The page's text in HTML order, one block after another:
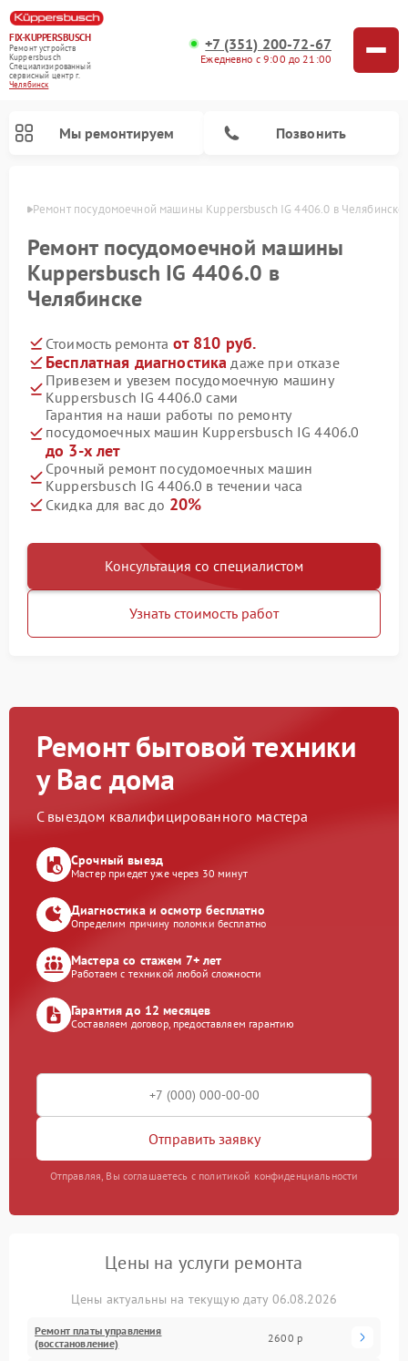
FIX-KUPPERSBUSCH
Ремонт устройств
Kuppersbusch
Специализированный
cервисный центр г.
Челябинск
+7 (351) 200-72-67
Ежедневно с 9:00 до 21:00
Мы ремонтируем Позвонить
Ремонт посудомоечной машины Kuppersbusch IG 4406.0 в Челябинске
Ремонт посудомоечной машины
Kuppersbusch IG 4406.0 в
Челябинске
Стоимость ремонта от 810 руб.
Бесплатная диагностика даже при отказе
Привезем и увезем посудомоечную машину
Kuppersbusch IG 4406.0 сами
Гарантия на наши работы по ремонту
посудомоечных машин Kuppersbusch IG 4406.0
до 3-х лет
Срочный ремонт посудомоечных машин
Kuppersbusch IG 4406.0 в течении часа
Скидка для вас до 20%
Консультация со специалистом
Узнать стоимость работ
Ремонт бытовой техники
у Вас дома
С выездом квалифицированного мастера
Срочный выезд
Мастер приедет уже через 30 минут
Диагностика и осмотр бесплатно
Определим причину поломки бесплатно
Мастера со стажем 7+ лет
Работаем с техникой любой сложности
Гарантия до 12 месяцев
Составляем договор, предоставляем гарантию
Отправить заявку
Отправляя, Вы соглашаетесь с политикой конфиденциальности
Цены на услуги ремонта
Цены актуальны на текущую дату 06.08.2026
Ремонт платы управления
(восстановление)
2600 р